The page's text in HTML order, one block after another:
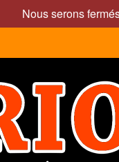
Nous serons